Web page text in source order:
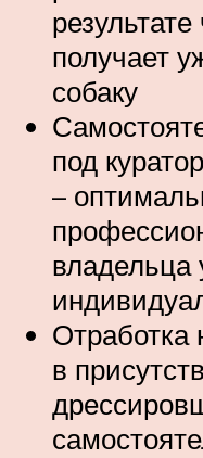
получает
собаку
под
–
владельца
Отработка
в